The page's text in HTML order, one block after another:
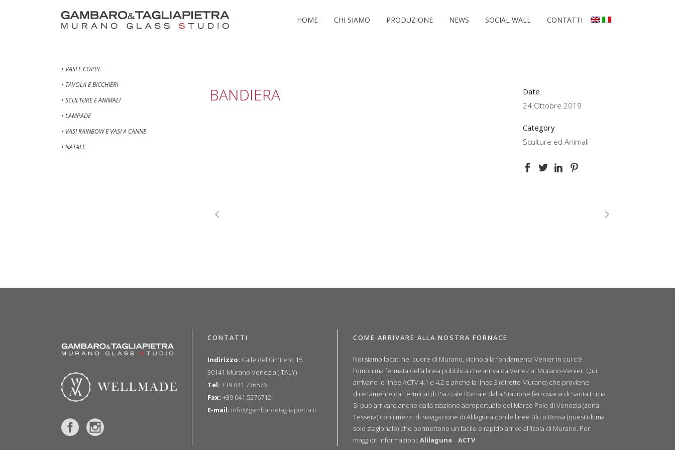
HOME CHI SIAMO PRODUZIONE NEWS SOCIAL WALL CONTATTI
• VASI E COPPE
• TAVOLA E BICCHIERI
• SCULTURE E ANIMALI
• LAMPADE
• VASI RAINBOW E VASI A CANNE
• NATALE
BANDIERA
Date
24 Ottobre 2019
Category
Sculture ed Animali
CONTATTI
Indirizzo: Calle del Cimitero 15
30141 Murano Venezia (ITALY)
Tel: +39 041 736576
Fax: +39 041 5276712
E-mail: info@gambaroetagliapietra.it
COME ARRIVARE ALLA NOSTRA FORNACE
Noi siamo locati nel cuore di Murano, vicino alla fondamenta Venier in cui c’è
l’omonima fermata della linea pubblica che arriva da Venezia: Murano-Venier. Qui
arrivano le linee ACTV 4.1 e 4.2 e anche la linea 3 (diretto Murano) che proviene
direttamente dal terminal di Piazzale Roma e dalla Stazione ferroviaria di Santa Lucia.
Si può arrivare anche dalla stazione aeroportuale del Marco Polo di Venezia (zona
Tessera) con i mezzi di navigazione di Alilaguna con le linee Blu o Rossa (quest’ultima
solo stagionale) che permettono un facile e rapido arrivo all’isola di Murano. Per
maggiori informazioni: Alilaguna ACTV